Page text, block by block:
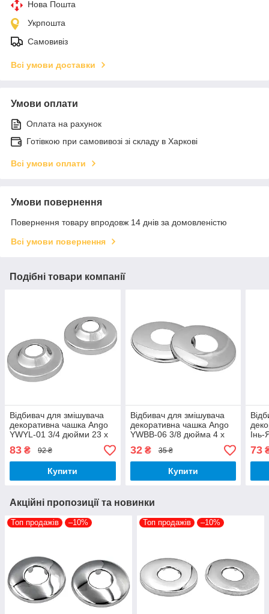
Нова Пошта
Укрпошта
Самовивіз
Всі умови доставки
Умови оплати
Оплата на рахунок
Готівкою при самовивозі зі складу в Харкові
Всі умови оплати
Умови повернення
Повернення товару впродовж 14 днів за домовленістю
Всі умови повернення
Подібні товари компанії
Відбивач для змішувача
декоративна чашка Ango
YWYL-01 3/4 дюйми 23 х
80 мм латунь 1 штука
83 ₴ 92 ₴
Купити
Відбивач для змішувача
декоративна чашка Ango
YWBB-06 3/8 дюйма 4 х
42 мм нержавіюча сталь
32₴ 35 ₴
Купити
мм
73
Акційні пропозиції та новинки
Топ продажів –10% Топ продажів –10%